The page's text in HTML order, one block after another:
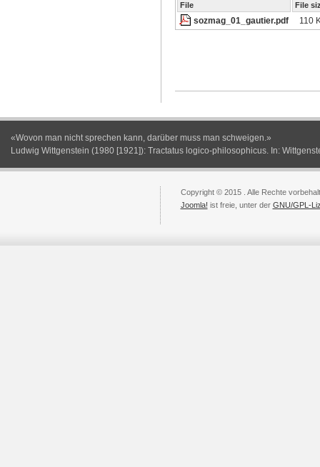
File File
sozmag_01_gautier.pdf 110
«Wovon man nicht sprechen kann, darüber muss man schweigen.»
Ludwig Wittgenstein (1980 [1921]): Tractatus logico-philosophicus. In:
Copyright © 2015 . Alle Rechte
Joomla! ist freie, unter der GNU/GPL-